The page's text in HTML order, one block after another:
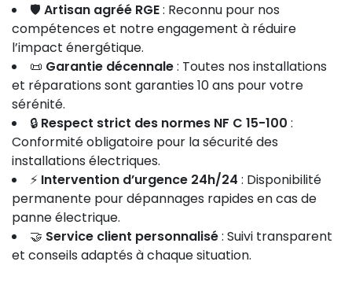
🛡️ Artisan agréé RGE: Reconnu pour nos
compétences et notre engagement à réduire
l’impact énergétique.
📜 Garantie décennale: Toutes nos installations
et réparations sont garanties 10 ans pour votre
sérénité.
🔒 Respect strict des normes NF C 15-100 :
Conformité obligatoire pour la sécurité des
installations électriques.
⚡ Intervention d’urgence 24h/24 : Disponibilité
permanente pour dépannages rapides en cas de
panne électrique.
🤝 Service client personnalisé: Suivi transparent
et conseils adaptés à chaque situation.